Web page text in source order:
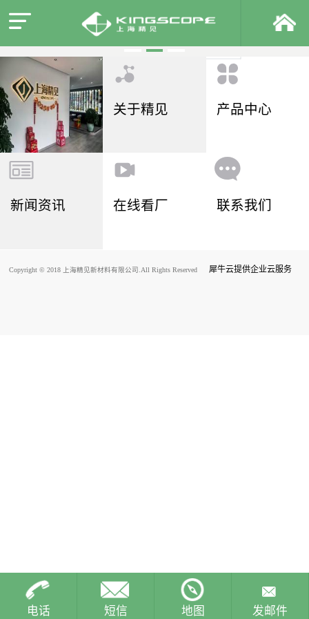
关于精见 产品中心
新闻资讯 在线看厂 联系我们
Copyright © 2018 上海精见新材料有限公司.All Rights Reserved 犀牛云提供企业云服务
电话 短信 地图 发邮件